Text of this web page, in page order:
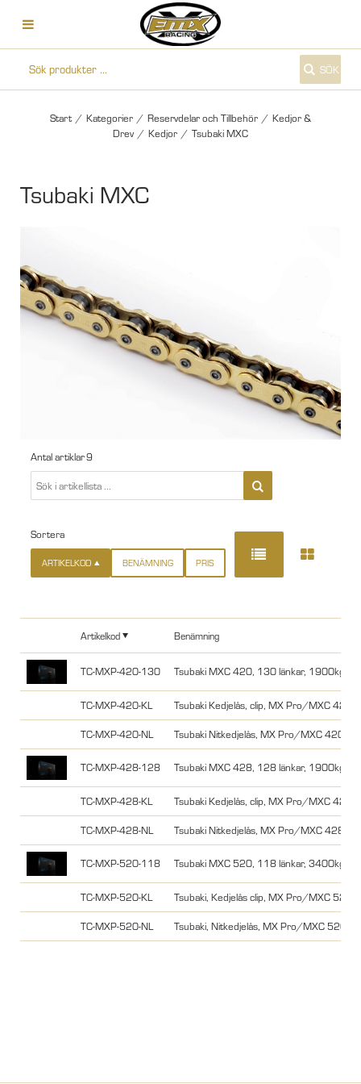
SÖK
Start / Kategorier / Reservdelar och Tillbehör / Kedjor &
Drev / Kedjor / Tsubaki MXC
Tsubaki MXC
Antal artiklar9
Sortera
ARTIKELKOD BENÄMNING PRIS
Artikelkod Benämning
TC-MXP-420-130 Tsubaki MXC 420, 130 länkar, 1900kg
TC-MXP-420-KL Tsubaki Kedjelås, clip, MX Pro/MXC 420
TC-MXP-420-NL Tsubaki Nitkedjelås, MX Pro/MXC 420
TC-MXP-428-128 Tsubaki MXC 428, 128 länkar, 1900kg
TC-MXP-428-KL Tsubaki Kedjelås, clip, MX Pro/MXC 428
TC-MXP-428-NL Tsubaki Nitkedjelås, MX Pro/MXC 428
TC-MXP-520-118 Tsubaki MXC 520, 118 länkar, 3400kg
TC-MXP-520-KL Tsubaki, Kedjelås clip, MX Pro/MXC 520,
TC-MXP-520-NL Tsubaki, Nitkedjelås, MX Pro/MXC 520,